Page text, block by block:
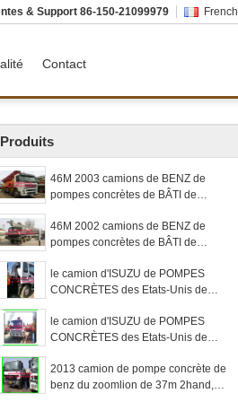
French
& Support 86-150-21099979
Contact
Produits
46M 2003 camions de BENZ de
pompes concrètes de BÂTI de
d'unité centrale de la CE
46M 2002 camions de BENZ de
pompes concrètes de BÂTI de
de la CE SCHWING
le camion d'ISUZU de POMPES
CONCRÈTES des Etats-Unis de
monté la pompe concrète
le camion d'ISUZU de POMPES
CONCRÈTES des Etats-Unis de
monté la pompe concrète
2013 camion de pompe concrète de
benz du zoomlion de 37m 2hand,